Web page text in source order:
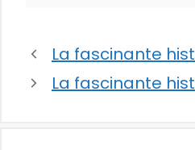
La fascinante
La fascinante